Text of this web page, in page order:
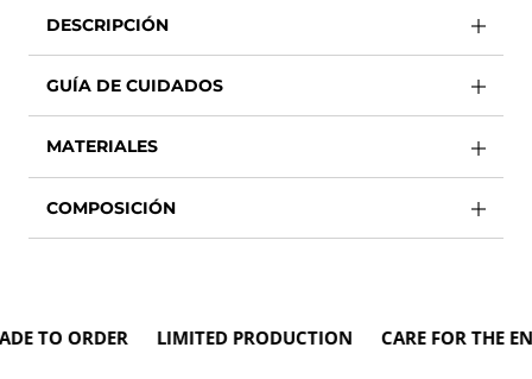
DESCRIPCIÓN
GUÍA DE CUIDADOS
MATERIALES
COMPOSICIÓN
ORDER LIMITED PRODUCTION CARE FOR THE